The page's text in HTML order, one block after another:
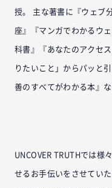
授。 主な著書に『ウェブ
座』『マンガでわかるウ
科書』『あなたのアクセ
りたいこと」からパッと
善のすべてがわかる本』な
UNCOVER TRUTHでは様
せるお手伝いをさせてい